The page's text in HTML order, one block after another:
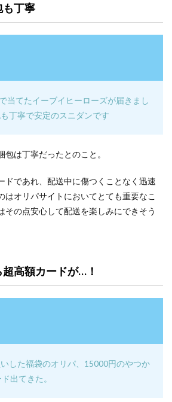
も丁寧
当てたイーブイヒーローズが届きまし
丁寧で安定のスニダンです
は丁寧だったとのこと。
ドであれ、配送中に傷つくことなく迅速
はオリパサイトにおいてとても重要なこ
その点安心して配送を楽しみにできそう
高額カードが…！
した福袋のオリパ、15000円のやつか
出てきた。